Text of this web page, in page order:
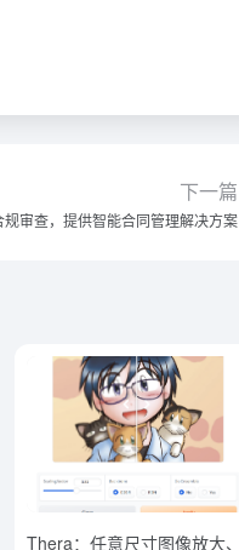
下一篇
审查，提供智能合同管理解决方案
Thera：任意尺寸图像放大、